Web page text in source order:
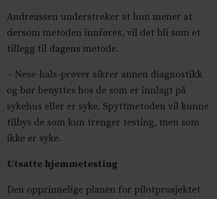
Andreassen understreker at hun mener at
dersom metoden innføres, vil det bli som et
tillegg til dagens metode.
– Nese-hals-prøver sikrer annen diagnostikk
og bør benyttes hos de som er innlagt på
sykehus eller er syke. Spyttmetoden vil kunne
tilbys de som kun trenger testing, men som
ikke er syke.
Utsatte hjemmetesting
Den opprinnelige planen for pilotprosjektet